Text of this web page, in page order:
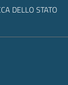
DELLO STATO